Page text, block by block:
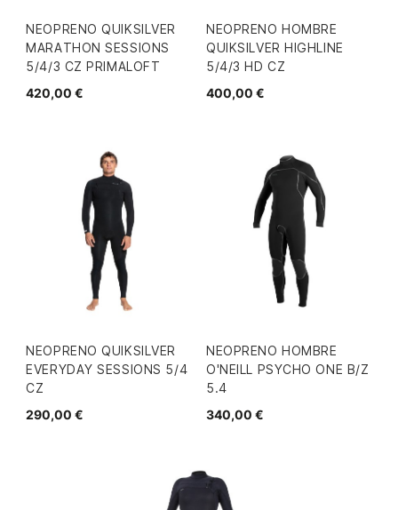
NEOPRENO QUIKSILVER
MARATHON SESSIONS
5/4/3 CZ PRIMALOFT
420,00 €
NEOPRENO HOMBRE
QUIKSILVER HIGHLINE
5/4/3 HD CZ
400,00 €
NEOPRENO QUIKSILVER
EVERYDAY SESSIONS 5/4
CZ
290,00 €
NEOPRENO HOMBRE
O'NEILL PSYCHO ONE B/Z
5.4
340,00 €